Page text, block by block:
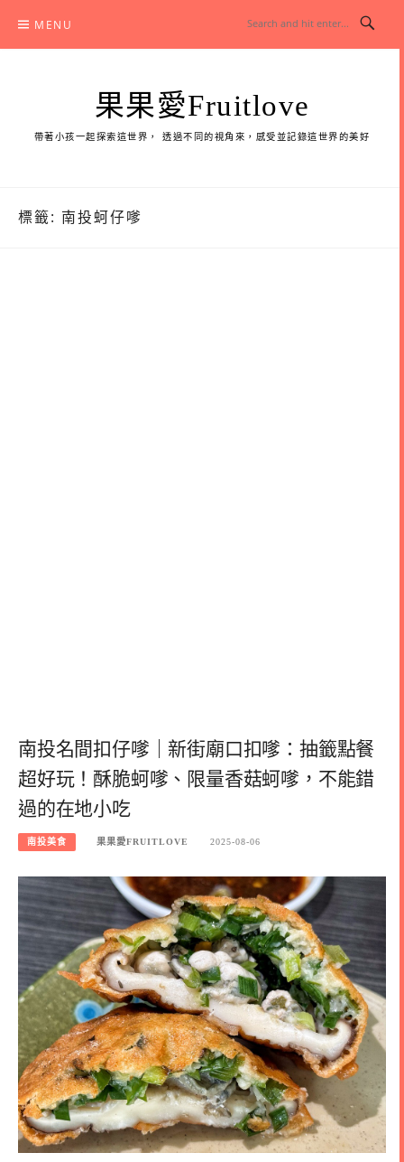
content
MENU
果果愛Fruitlove
帶著小孩一起探索這世界， 透過不同的視角來，感受並記錄這世界的美好
標籤: 南投蚵仔嗲
南投名間扣仔嗲｜新街廟口扣嗲：抽籤點餐
超好玩！酥脆蚵嗲、限量香菇蚵嗲，不能錯
過的在地小吃
南投美食 果果愛FRUITLOVE 2025-08-06